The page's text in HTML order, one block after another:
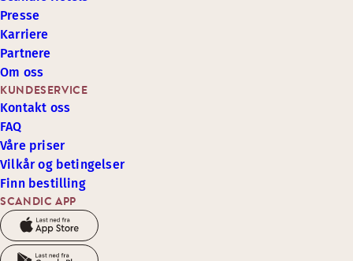
SCANDIC APP
KUNDESERVICE
Kontakt oss
FAQ
Våre priser
Vilkår og betingelser
Finn bestilling
Presse
Karriere
Partnere
Om oss